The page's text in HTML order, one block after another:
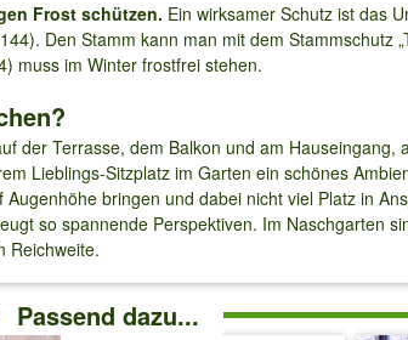
Frost schützen. Ein wirksamer Schutz ist das
Den Stamm kann man mit dem Stammschutz
muss im Winter frostfrei stehen.
der Terrasse, dem Balkon und am Hauseingang,
Lieblings-Sitzplatz im Garten ein schönes
bringen und dabei nicht viel Platz in
so spannende Perspektiven. Im Naschgarten
Reichweite.
Passend dazu...